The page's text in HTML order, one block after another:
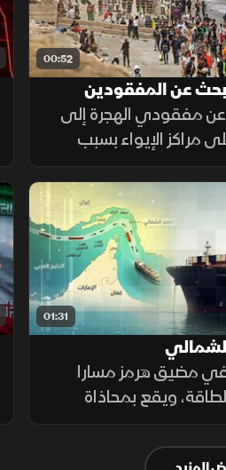
00:52
عن المفقودين
مفقودي الهجرة إلى
الإيواء بسبب
بذويهم،
والرعاية للمهاجرين.
01:31
مضيق هرمز مسارا
ويقع بمحاذاة
تعزز طهران وجودها
عبر الزوارق والطائرات